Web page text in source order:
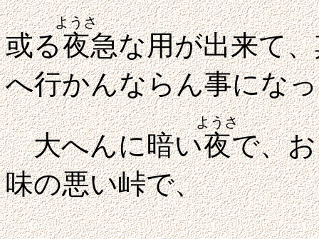
或る夜
ようさ
急な用が出来て
へ行かんならん事にな
大へんに暗い夜
ようさ
で、
味の悪い峠で、